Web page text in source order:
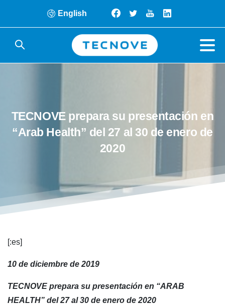
English
TECNOVE prepara su presentación en
“Arab Health” del 27 al 30 de enero de
2020
[:es]
10 de diciembre de 2019
TECNOVE prepara su presentación en “ARAB
HEALTH” del 27 al 30 de enero de 2020